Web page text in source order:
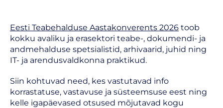
Eesti Teabehalduse Aastakonverents 2026 toob
kokku avaliku ja erasektori teabe-, dokumendi- ja
andmehalduse spetsialistid, arhivaarid, juhid ning
IT- ja arendusvaldkonna praktikud.
Siin kohtuvad need, kes vastutavad info
korrastatuse, vastavuse ja süsteemsuse eest ning
kelle igapäevased otsused mõjutavad kogu